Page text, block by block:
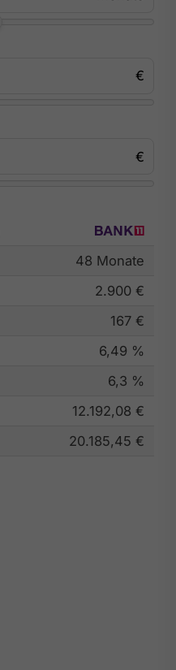
48 Monate
2.900 €
167 €
6,49 %
6,3 %
12.192,08 €
20.185,45 €